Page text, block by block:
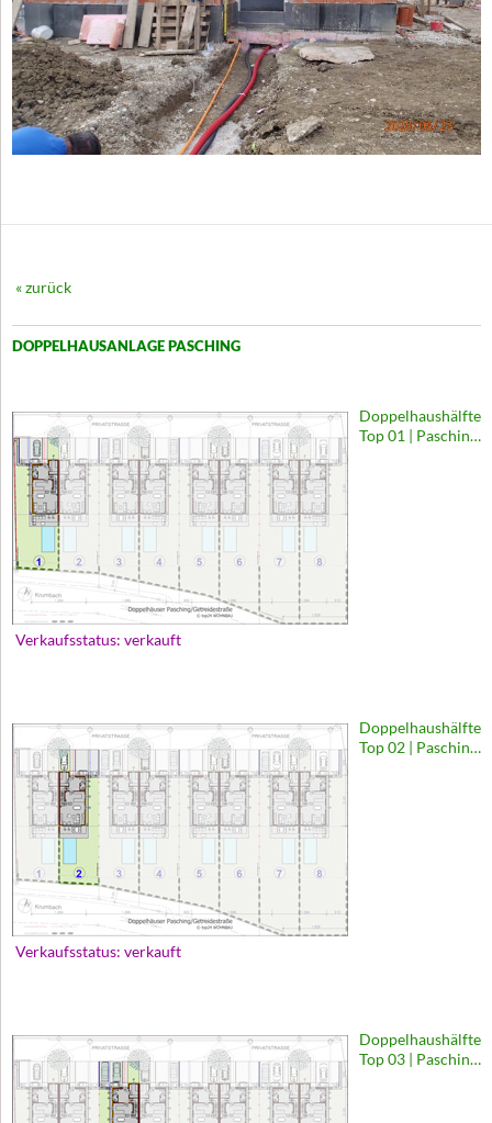
« zurück
DOPPELHAUSANLAGE PASCHING
Doppelhaushälfte
Top 01 | Pasching,
Verkaufsstatus: verkauft
Doppelhaushälfte
Top 02 | Pasching,
Verkaufsstatus: verkauft
Doppelhaushälfte
Top 03 | Pasching,